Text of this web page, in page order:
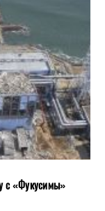
с «Фукусимы»